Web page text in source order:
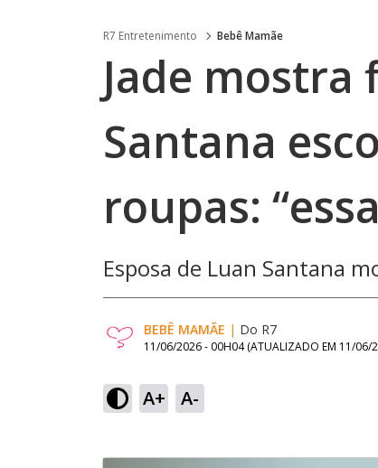
R7 Entretenimento Bebê Mamãe
Jade mostra
Santana
roupas:
Esposa de Luan Santana
BEBÊ MAMÃE | Do R7
11/06/2026 - 00H04 (ATUALIZADO EM 11/06/
A+ A-